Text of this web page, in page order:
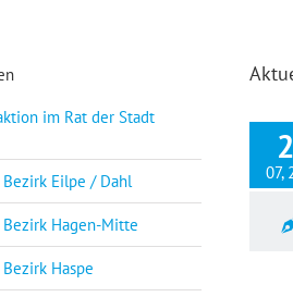
im Rat der Stadt
Eilpe / Dahl
Hagen-Mitte
Haspe
07,